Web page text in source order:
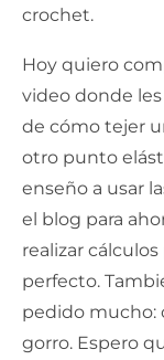
crochet.
Hoy quiero
video donde
de cómo tejer
otro punto
enseño a usar
el blog para
realizar
perfecto.
pedido mucho:
gorro. Espero